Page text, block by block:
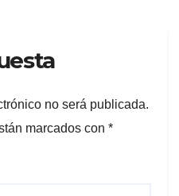
no será publicada.
marcados con *